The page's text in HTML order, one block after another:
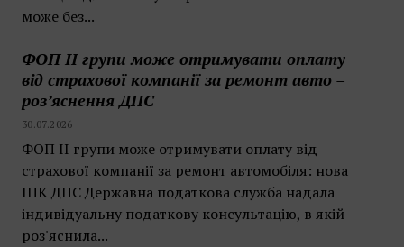
може без...
ФОП II групи може отримувати оплату
від страхової компанії за ремонт авто –
роз’яснення ДПС
30.07.2026
ФОП II групи може отримувати оплату від
страхової компанії за ремонт автомобіля: нова
ІПК ДПС Державна податкова служба надала
індивідуальну податкову консультацію, в якій
роз'яснила...